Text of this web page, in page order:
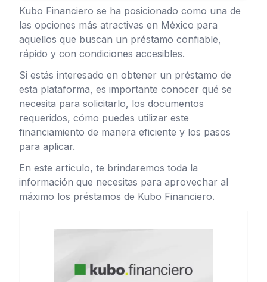
Kubo Financiero se ha posicionado como una de
las opciones más atractivas en México para
aquellos que buscan un préstamo confiable,
rápido y con condiciones accesibles.
Si estás interesado en obtener un préstamo de
esta plataforma, es importante conocer qué se
necesita para solicitarlo, los documentos
requeridos, cómo puedes utilizar este
financiamiento de manera eficiente y los pasos
para aplicar.
En este artículo, te brindaremos toda la
información que necesitas para aprovechar al
máximo los préstamos de Kubo Financiero.